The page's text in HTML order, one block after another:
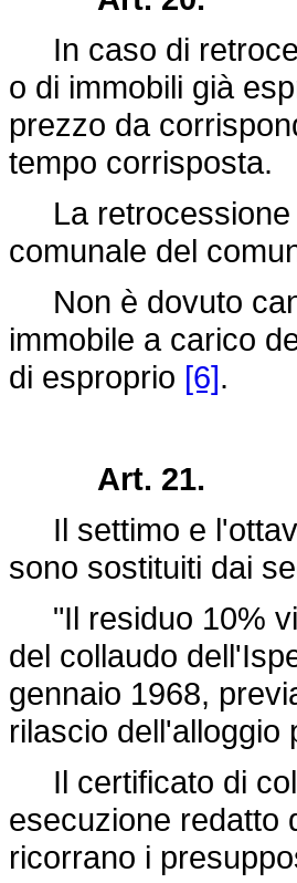
In caso di
o di immobili già
prezzo da
tempo corrisposta.
La retrocessione
comunale del
Non è dovuto
immobile a carico
di esproprio [6].
Art. 21.
Il settimo e
sono sostituiti dai
"Il residuo 10%
del collaudo
gennaio 1968,
rilascio dell'alloggio
Il certificato di
esecuzione redatto
ricorrano i